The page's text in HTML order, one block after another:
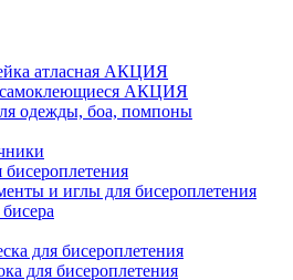
атласная АКЦИЯ
АКЦИЯ
одежды, боа, помпоны
бисероплетения
и иглы для бисероплетения
для бисероплетения
для бисероплетения